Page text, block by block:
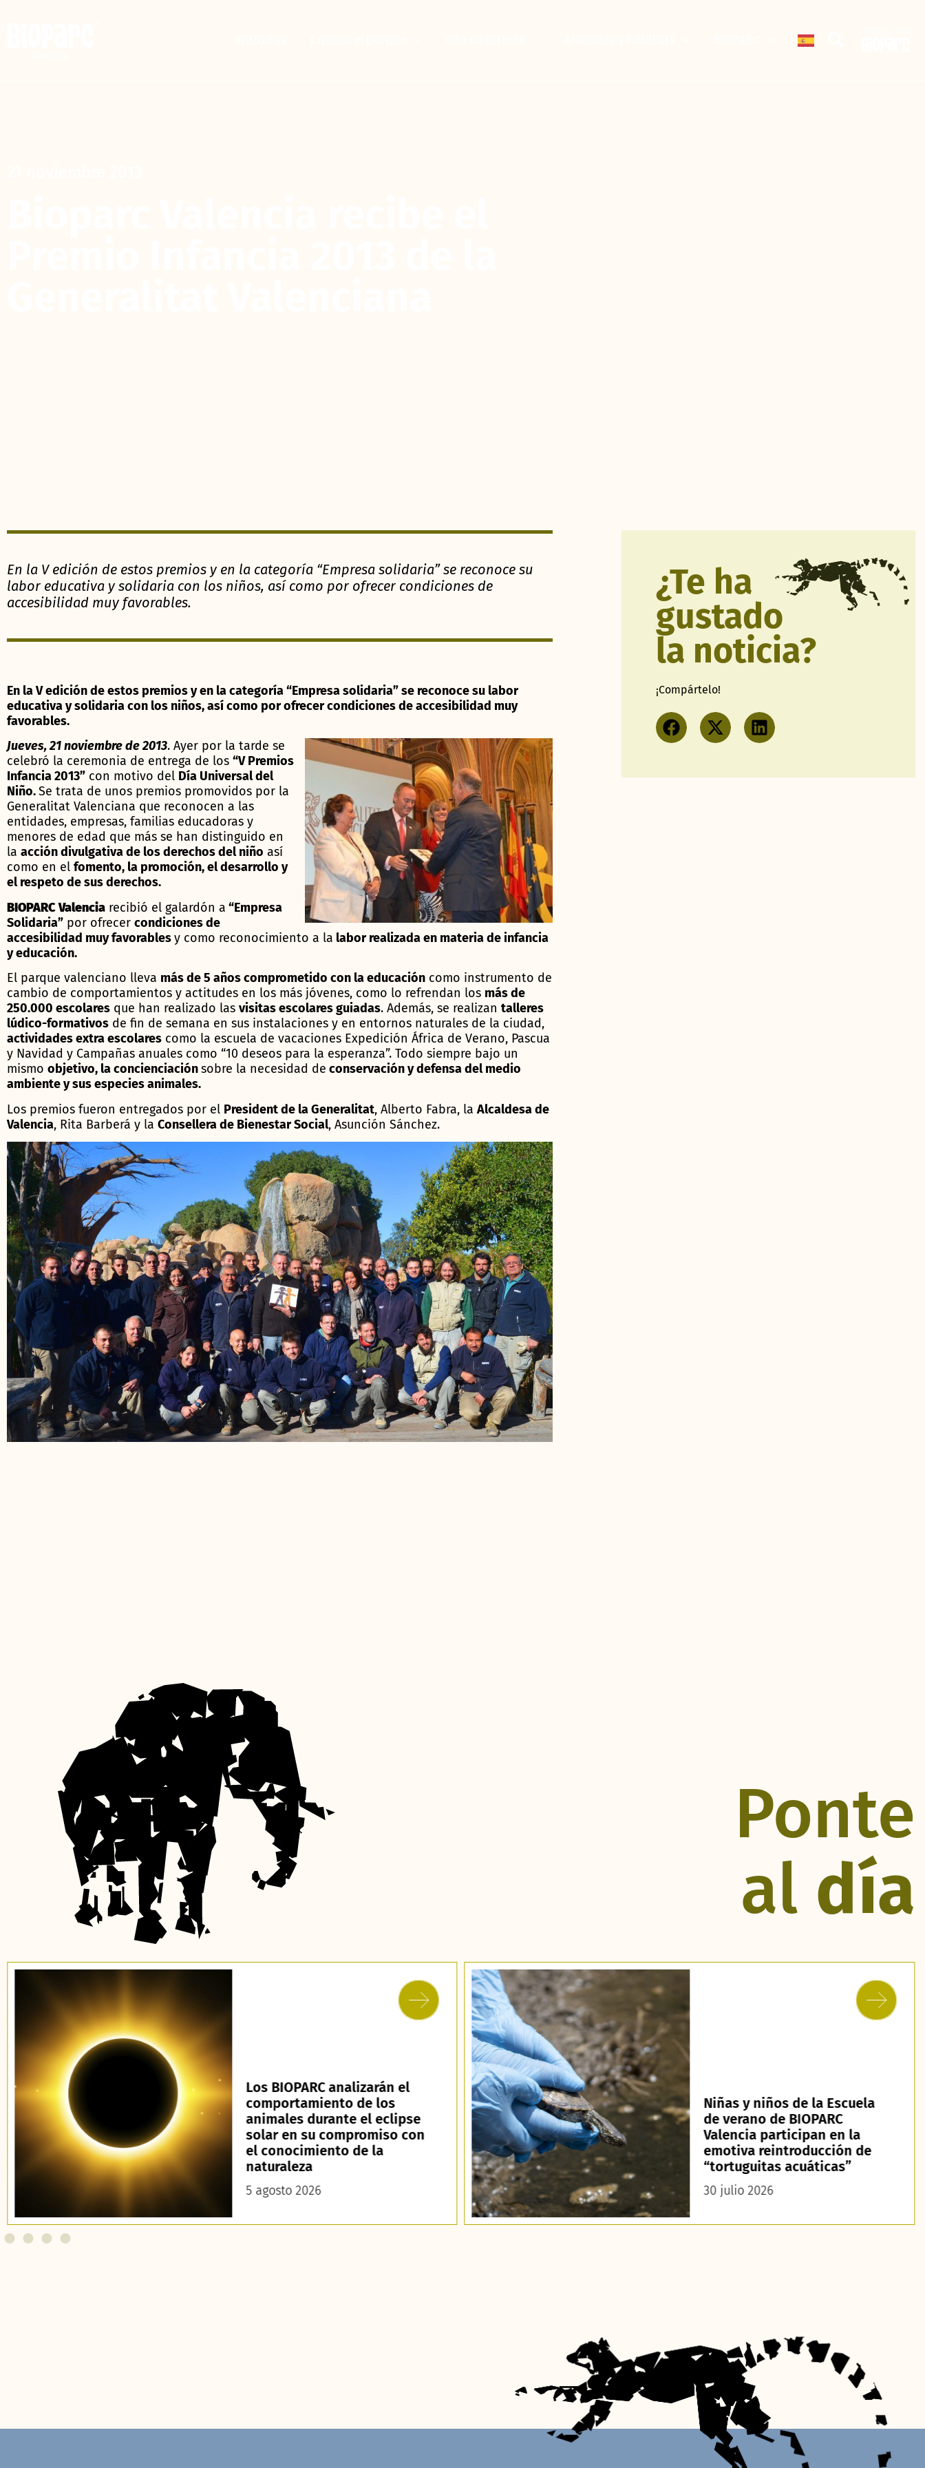
En la V edición de estos premios y en la categoría “Empresa solidaria” se reconoce su
labor educativa y solidaria con los niños, así como por ofrecer condiciones de
accesibilidad muy favorables.
En la V edición de estos premios y en la categoría “Empresa solidaria” se reconoce su labor
educativa y solidaria con los niños, así como por ofrecer condiciones de accesibilidad muy
favorables.
Jueves, 21 noviembre de 2013. Ayer por la tarde se
celebró la ceremonia de entrega de los “V Premios
Infancia 2013” con motivo del Día Universal del
Niño.Se trata de unos premios promovidos por la
Generalitat Valenciana que reconocen a las
entidades, empresas, familias educadoras y
menores de edad que más se han distinguido en
la acción divulgativa de los derechos del niño así
como en el fomento, la promoción, el desarrollo y
el respeto de sus derechos.
BIOPARC Valencia recibió el galardón a “Empresa
Solidaria” por ofrecer condiciones de
accesibilidad muy favorablesy como reconocimiento a la labor realizada en materia de infancia
y educación.
El parque valenciano lleva más de 5 años comprometido con la educación como instrumento de
cambio de comportamientos y actitudes en los más jóvenes, como lo refrendan los más de
250.000 escolares que han realizado las visitas escolares guiadas. Además, se realizan talleres
lúdico-formativos de fin de semana en sus instalaciones y en entornos naturales de la ciudad,
actividades extra escolares como la escuela de vacaciones Expedición África de Verano, Pascua
y Navidad y Campañas anuales como “10 deseos para la esperanza”. Todo siempre bajo un
mismo objetivo, la concienciaciónsobre la necesidad de conservación y defensa del medio
ambiente y sus especies animales.
Los premios fueron entregados por el President de la Generalitat, Alberto Fabra, laAlcaldesa de
Valencia, Rita Barberá y la Consellera de Bienestar Social, Asunción Sánchez.
¿Te ha
gustado
la noticia?
¡Compártelo!
Ponte
al día
Los BIOPARC analizarán el
comportamiento de los
animales durante el eclipse
solar en su compromiso con
el conocimiento de la
naturaleza
5 agosto 2026
Niñas y niños de la Escuela
de verano de BIOPARC
Valencia participan en la
emotiva reintroducción de
“tortuguitas acuáticas”
30 julio 2026